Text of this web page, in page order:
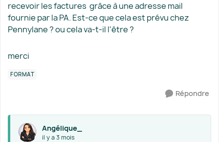
recevoir les factures grâce à une adresse mail
fournie par la PA. Est-ce que cela est prévu chez
Pennylane ? ou cela va-t-il l'être ?
merci
FORMAT
Répondre
Angélique_
il y a 3 mois